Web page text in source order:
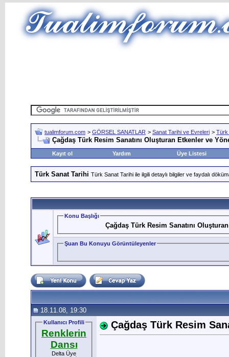
tualimforum.com > GÖRSEL SANATLAR > Sanat Tarihi ve Evreleri > Türk
Çağdaş Türk Resim Sanatını Oluşturan Etkenler ve
Kayıt ol Yardım Üye Listesi
Türk Sanat Tarihi Türk Sanat Tarihi ile ilgili detaylı bilgiler ve faydalı
Konu Başlığı
Çağdaş Türk Resim Sanatını
Şuan Bu Konuyu Görüntüleyenler
18.11.08, 19:30
Kullanıcı Profili
Renklerin
Dansı
Delta Üye
Çağdaş Türk Resim